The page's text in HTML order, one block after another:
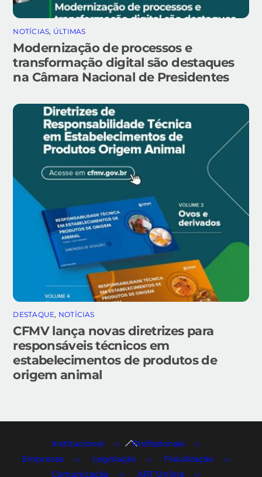
NOTÍCIAS, ÚLTIMAS
Modernização de processos e
transformação digital são destaques
na Câmara Nacional de Presidentes
DESTAQUE, NOTÍCIAS
CFMV lança novas diretrizes para
responsáveis técnicos em
estabelecimentos de produtos de
origem animal
Back
To
Top
Institucional
Profissionais
Empresas
Legislação
Fiscalização
Comunicação
ART Online